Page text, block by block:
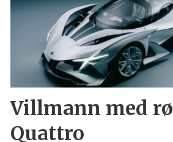
Villmann med
Quattro